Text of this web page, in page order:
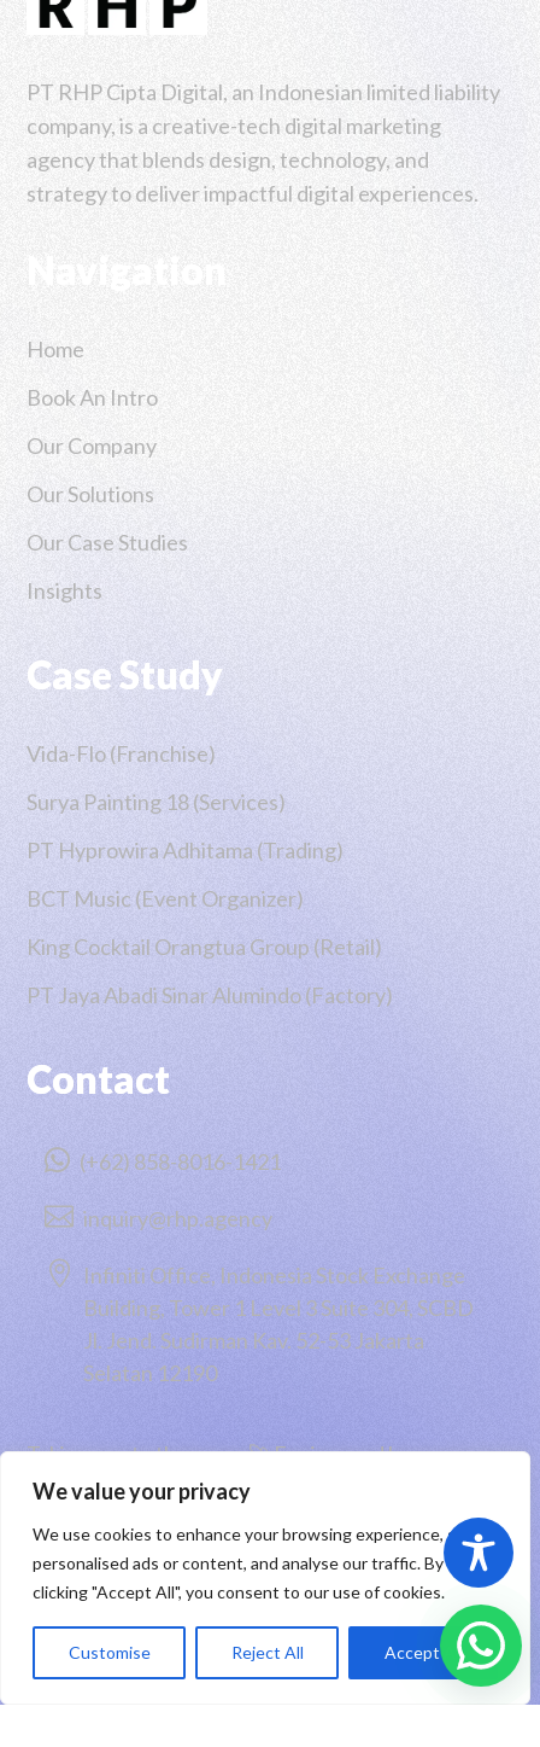
We value your privacy
We use cookies to enhance your browsing experience, serve
personalised ads or content, and analyse our traffic. By
clicking "Accept All", you consent to our use of cookies.
Customise Reject All Accept All
PT RHP Cipta Digital, an Indonesian limited liability
company, is a creative-tech digital marketing
agency that blends design, technology, and
strategy to deliver impactful digital experiences.
Home
Book An Intro
Our Company
Our Solutions
Our Case Studies
Insights
Case Study
Vida-Flo (Franchise)
Surya Painting 18 (Services)
PT Hyprowira Adhitama (Trading)
BCT Music (Event Organizer)
King Cocktail Orangtua Group (Retail)
PT Jaya Abadi Sinar Alumindo (Factory)
Contact
 (+62) 858-8016-1421
 inquiry@rhp.agency
 Infiniti Office, Indonesia Stock Exchange
Building, Tower 1 Level 3 Suite 304, SCBD
Jl. Jend. Sudirman Kav. 52-53 Jakarta
Selatan 12190
Taking you to the moon 🚀 Engineered by
PT RHP Cipta Digital2026
Sitemap|Privacy Policy |Registered Trademark